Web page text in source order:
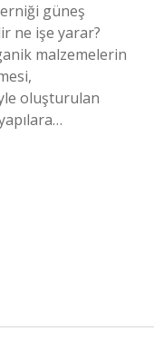
güneş
ne işe yarar?
malzemelerin
oluşturulan